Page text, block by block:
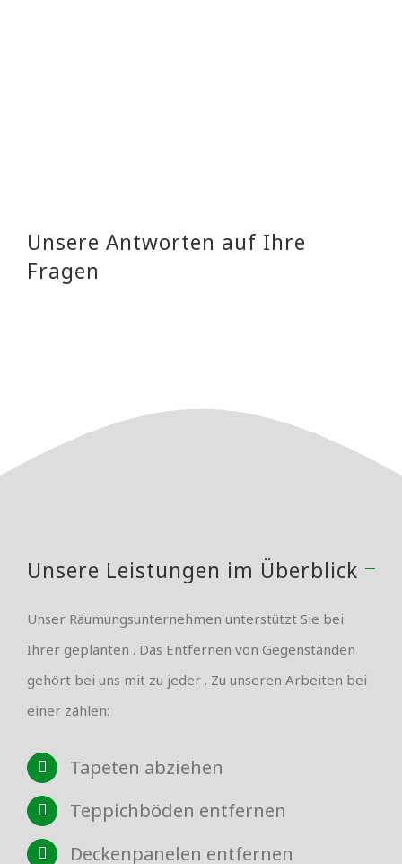
Unsere Antworten auf Ihre
Fragen
Unsere Leistungen im Überblick
Unser Räumungsunternehmen unterstützt Sie bei
Ihrer geplanten . Das Entfernen von Gegenständen
gehört bei uns mit zu jeder . Zu unseren Arbeiten bei
einer zählen:
Tapeten abziehen
Teppichböden entfernen
Deckenpanelen entfernen